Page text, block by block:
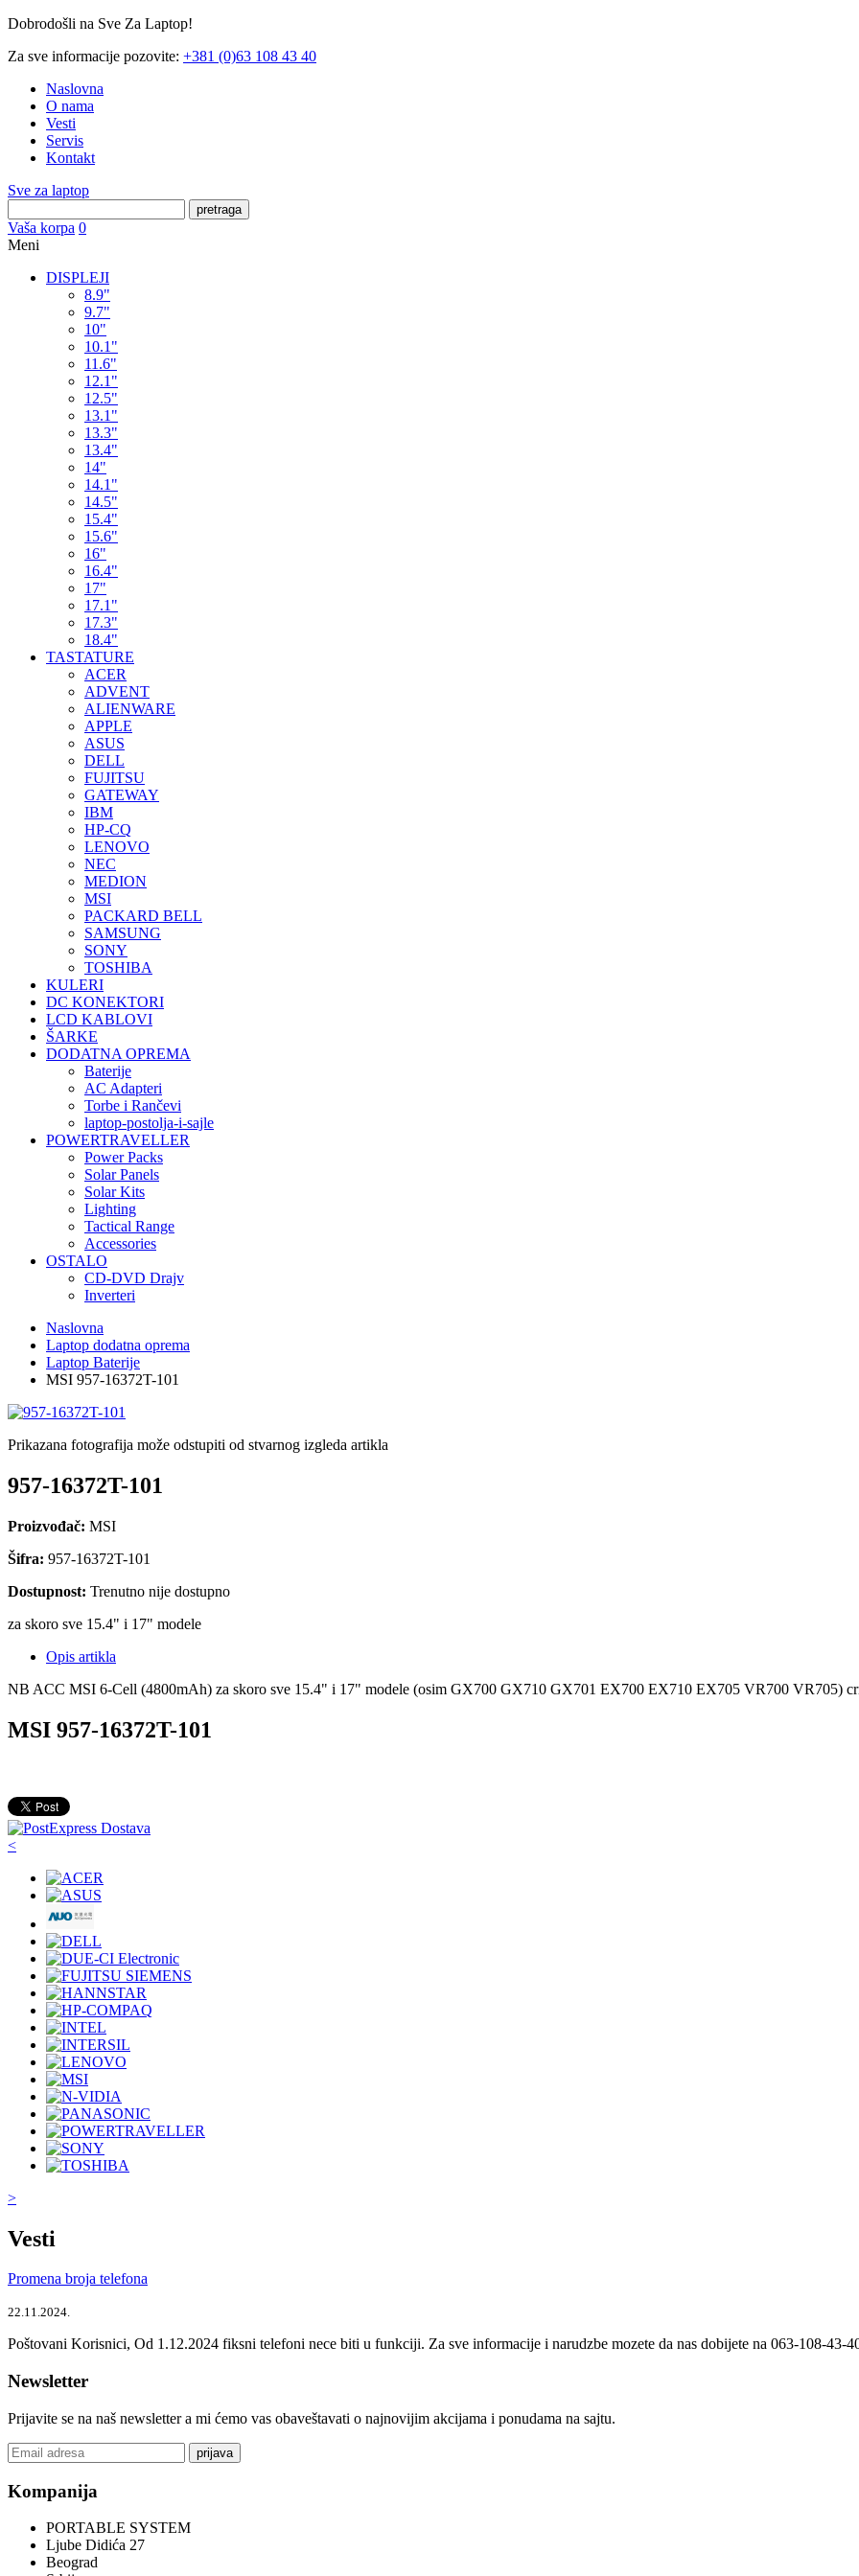
Dobrodošli na Sve Za Laptop!
Za sve informacije pozovite: +381 (0)63 108 43 40
Naslovna
O nama
Vesti
Servis
Kontakt
Sve za laptop
pretraga
Vaša korpa 0
Meni
DISPLEJI
8.9"
9.7"
10"
10.1"
11.6"
12.1"
12.5"
13.1"
13.3"
13.4"
14"
14.1"
14.5"
15.4"
15.6"
16"
16.4"
17"
17.1"
17.3"
18.4"
TASTATURE
ACER
ADVENT
ALIENWARE
APPLE
ASUS
DELL
FUJITSU
GATEWAY
IBM
HP-CQ
LENOVO
NEC
MEDION
MSI
PACKARD BELL
SAMSUNG
SONY
TOSHIBA
KULERI
DC KONEKTORI
LCD KABLOVI
ŠARKE
DODATNA OPREMA
Baterije
AC Adapteri
Torbe i Rančevi
laptop-postolja-i-sajle
POWERTRAVELLER
Power Packs
Solar Panels
Solar Kits
Lighting
Tactical Range
Accessories
OSTALO
CD-DVD Drajv
Inverteri
Naslovna
Laptop dodatna oprema
Laptop Baterije
MSI 957-16372T-101
Prikazana fotografija može odstupiti od stvarnog izgleda artikla
957-16372T-101
Proizvođač: MSI
Šifra: 957-16372T-101
Dostupnost: Trenutno nije dostupno
za skoro sve 15.4" i 17" modele
Opis artikla
NB ACC MSI 6-Cell (4800mAh) za skoro sve 15.4" i 17" modele (osim GX700 GX710 GX701 EX700 EX710 EX705 VR700 VR705)
MSI 957-16372T-101
<
>
Vesti
Promena broja telefona
22.11.2024.
Poštovani Korisnici, Od 1.12.2024 fiksni telefoni nece biti u funkciji. Za sve informacije i narudzbe mozete da nas dobijete na 063-108-43-
Newsletter
Prijavite se na naš newsletter a mi ćemo vas obaveštavati o najnovijim akcijama i ponudama na sajtu.
prijava
Kompanija
PORTABLE SYSTEM
Ljube Didića 27
Beograd